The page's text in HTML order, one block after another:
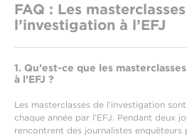
FAQ : Les
l’investigation à l’EFJ
1. Qu’est-ce que les
à l’EFJ ?
Les masterclasses de l’investigation
chaque année par l’EFJ. Pendant deux
rencontrent des journalistes enquêteurs